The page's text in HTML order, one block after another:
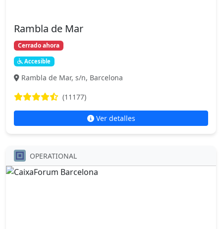
Rambla de Mar
Cerrado ahora
Accesible
Rambla de Mar, s/n, Barcelona
(11177)
Ver detalles
OPERATIONAL